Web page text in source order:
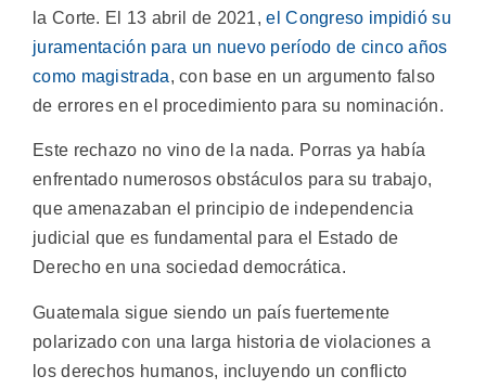
la Corte. El 13 abril de 2021,el Congreso impidió su
juramentación para un nuevo período de cinco años
como magistrada, con base en un argumento falso
de errores en el procedimiento para su nominación.
Este rechazo no vino de la nada. Porras ya había
enfrentado numerosos obstáculos para su trabajo,
que amenazaban el principio de independencia
judicial que es fundamental para el Estado de
Derecho en una sociedad democrática.
Guatemala sigue siendo un país fuertemente
polarizado con una larga historia de violaciones a
los derechos humanos, incluyendo un conflicto